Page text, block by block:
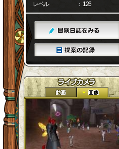
レベル
： 126